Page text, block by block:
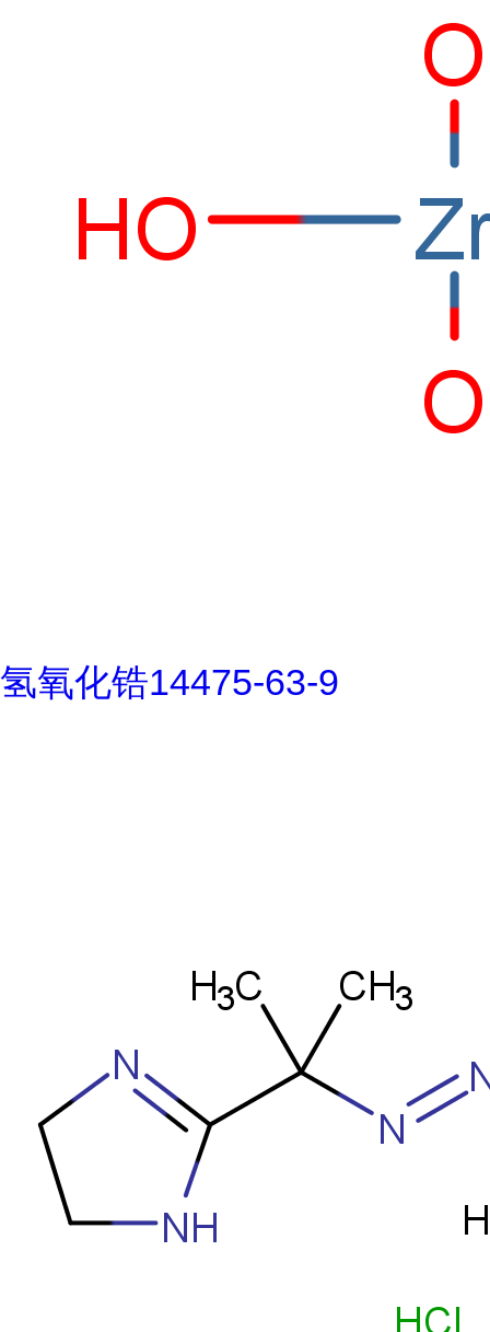
氢氧化锆14475-63-9